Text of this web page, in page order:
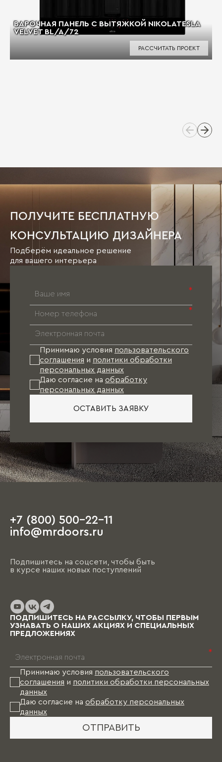
ВАРОЧНАЯ ПАНЕЛЬ С ВЫТЯЖКОЙ NIKOLATESLA
VELVET BL/A/72
РАССЧИТАТЬ ПРОЕКТ
ПОЛУЧИТЕ БЕСПЛАТНУЮ
КОНСУЛЬТАЦИЮ ДИЗАЙНЕРА
Подберём идеальное решение
для вашего интерьера
*
*
Принимаю условия пользовательского
соглашения и политики обработки
персональных данных
Даю согласие на обработку
персональных данных
ОСТАВИТЬ ЗАЯВКУ
+7 (800) 500-22-11
info@mrdoors.ru
Подпишитесь на соцсети, чтобы быть
в курсе наших новых поступлений
ПОДПИШИТЕСЬ НА РАССЫЛКУ, ЧТОБЫ ПЕРВЫМ
УЗНАВАТЬ О НАШИХ АКЦИЯХ И СПЕЦИАЛЬНЫХ
ПРЕДЛОЖЕНИЯХ
*
Принимаю условия пользовательского
соглашения и политики обработки персональных
данных
Даю согласие на обработку персональных
данных
ОТПРАВИТЬ